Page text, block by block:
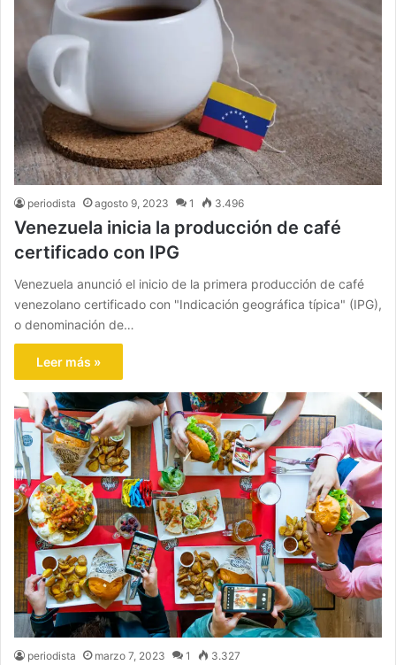
periodista agosto 9, 2023 1 3.496
Venezuela inicia la producción de café
certificado con IPG
Venezuela anunció el inicio de la primera producción de café
venezolano certificado con "Indicación geográfica típica" (IPG),
o denominación de…
Leer más »
periodista marzo 7, 2023 1 3.327